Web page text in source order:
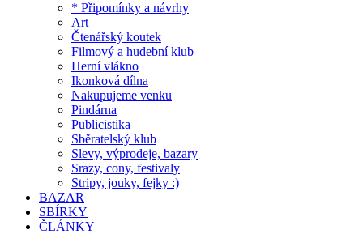
* Připomínky a návrhy
Art
Čtenářský koutek
Filmový a hudební klub
Herní vlákno
Ikonková dílna
Nakupujeme venku
Pindárna
Publicistika
Sběratelský klub
Slevy, výprodeje, bazary
Srazy, cony, festivaly
Stripy, jouky, fejky :)
BAZAR
SBÍRKY
ČLÁNKY